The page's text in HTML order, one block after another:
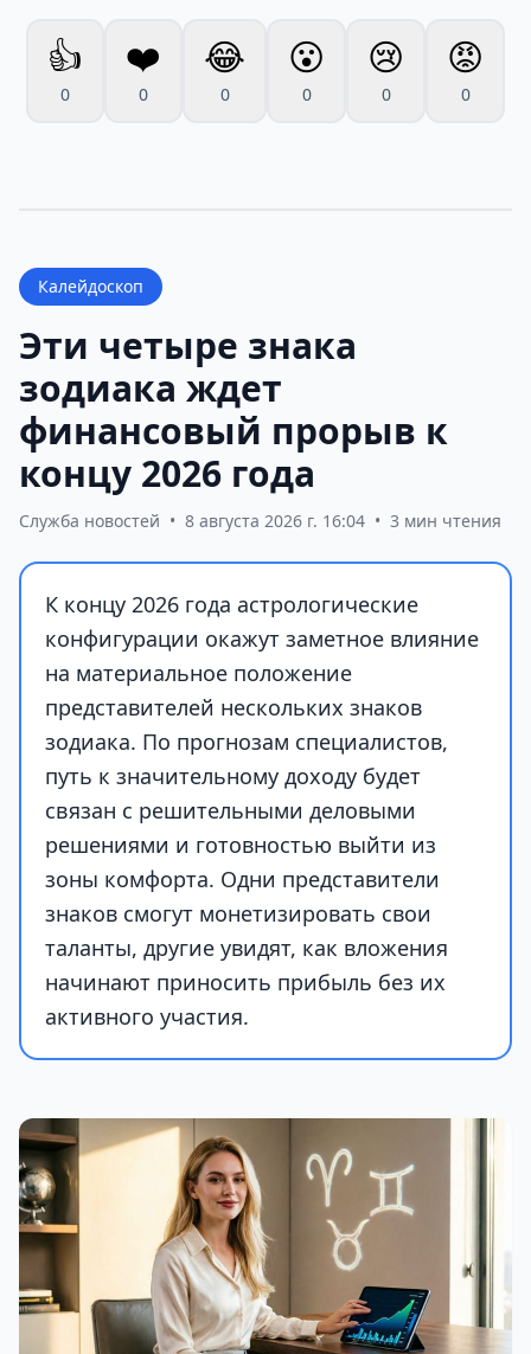
👍
0
❤️
0
😂
0
😮
0
😢
0
😡
0
Калейдоскоп
Эти четыре знака
зодиака ждет
финансовый прорыв к
концу 2026 года
Служба новостей • 8 августа 2026 г. 16:04 • 3 мин чтения
К концу 2026 года астрологические
конфигурации окажут заметное влияние
на материальное положение
представителей нескольких знаков
зодиака. По прогнозам специалистов,
путь к значительному доходу будет
связан с решительными деловыми
решениями и готовностью выйти из
зоны комфорта. Одни представители
знаков смогут монетизировать свои
таланты, другие увидят, как вложения
начинают приносить прибыль без их
активного участия.